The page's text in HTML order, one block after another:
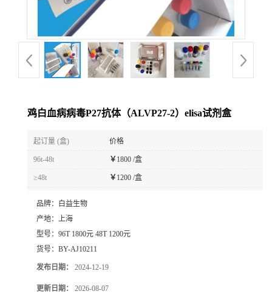
鸡白血病病毒P27抗体（ALVP27-2）elisa试剂盒
起订量 (盒) 价格
96t-48t ￥ 1800 /盒
≥48t ￥ 1200 /盒
品牌：
白益生物
产地： 上海
型号： 96T 1800元 48T 1200元
货号： BY-AJ10211
发布日期： 2024-12-19
更新日期： 2026-08-07